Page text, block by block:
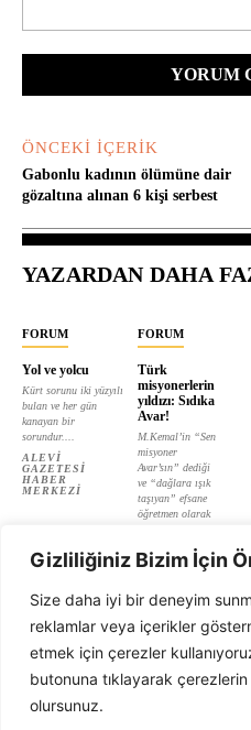
Gizliliğiniz Bizim İçin
Size daha iyi bir deneyim
reklamlar veya içerikler
etmek için çerezler
butonuna tıklayarak çerezlerin
olursunuz.
ÖNCEKI İÇERIK
Gabonlu kadının ölümüne dair
gözaltına alınan 6 kişi serbest
YAZARDAN DAHA
FORUM
Yol ve yolcu
Kürt sorunu iki yüzyılı
bulan ve her gün
kanayan bir
sorundur....
ALEVI
GAZETESI
HABER
MERKEZI
FORUM
Türk
misyonerlerin
yıldızı: Sıdıka
Avar!
M.Kemal’in “Sen
misyoner
Avar’sın” dediği
ve “dağlara ışık
taşıyan” efsane
öğretmen olarak
ALEVI
GAZETESI